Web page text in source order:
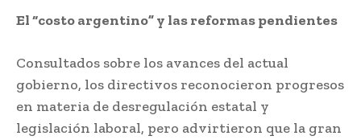
El “costo argentino” y las reformas pendientes
Consultados sobre los avances del actual
gobierno, los directivos reconocieron progresos
en materia de desregulación estatal y
legislación laboral, pero advirtieron que la gran